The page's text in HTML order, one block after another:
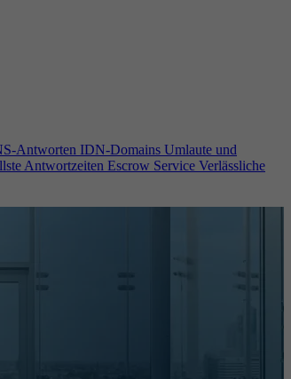
Antworten IDN-Domains Umlaute und
Antwortzeiten Escrow Service Verlässliche